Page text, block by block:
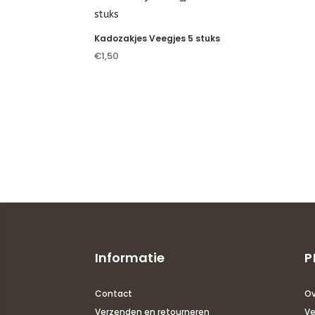
Kadozakjes Veegjes 5 stuks
€1,50
Informatie
Contact
Verzenden en retourneren